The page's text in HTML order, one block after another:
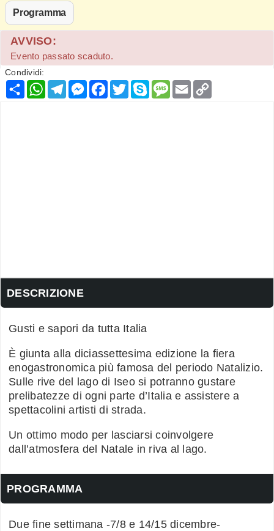
Programma
AVVISO:
Evento passato scaduto.
Condividi:
Condividi
WhatsApp
Telegram
Messenger
Facebook
TwitterSkypeMessage
Email
DESCRIZIONE
Gusti e sapori da tutta Italia
È giunta alla diciassettesima edizione la fiera
enogastronomica più famosa del periodo Natalizio.
Sulle rive del lago di Iseo si potranno gustare
prelibatezze di ogni parte d’Italia e assistere a
spettacolini artisti di strada.
Un ottimo modo per lasciarsi coinvolgere
dall’atmosfera del Natale in riva al lago.
PROGRAMMA
Due fine settimana -7/8 e 14/15 dicembre-